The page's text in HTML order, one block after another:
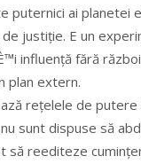
puternici ai planetei
justiție. E un
influență fără
plan extern.
rețelele de
sunt dispuse să
reediteze